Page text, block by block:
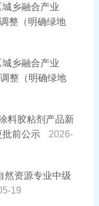
乡融合产业
整（明确绿地
乡融合产业
整（明确绿地
料胶粘剂产品新
前公示
2026-
然资源专业中级
19